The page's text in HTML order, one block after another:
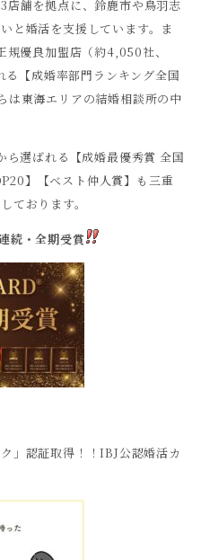
店舗を拠点に、鈴鹿市や鳥羽志
と婚活を支援しています。ま
優良加盟店（約4,050社、
【成婚率部門ランキング全国
は東海エリアの結婚相談所の中
選ばれる【成婚最優秀賞 全国
】【ベスト仲人賞】も三重
ております。
続・全期受賞
」認証取得！！IBJ公認婚活カ